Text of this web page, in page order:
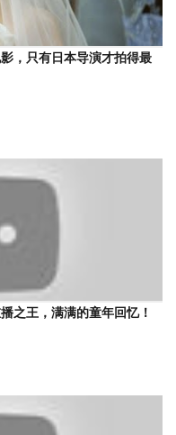
，只有日本导演才拍得最
之王，满满的童年回忆！